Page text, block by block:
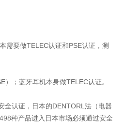
需要做TELEC认证和PSE认证，测
）；蓝牙耳机本身做TELEC认证。
全认证，日本的DENTORL法（电器
种产品进入日本市场必须通过安全